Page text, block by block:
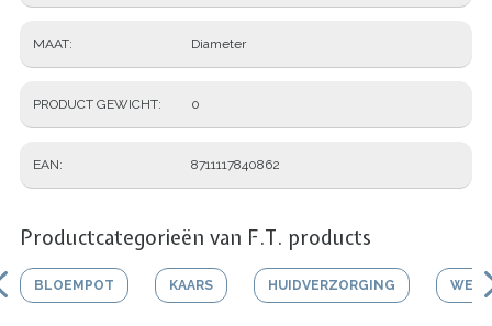
MAAT Diameter
PRODUCT GEWICHT 0
EAN 8711117840862
Productcategorieën van F.T. products
BLOEMPOT KAARS HUIDVERZORGING